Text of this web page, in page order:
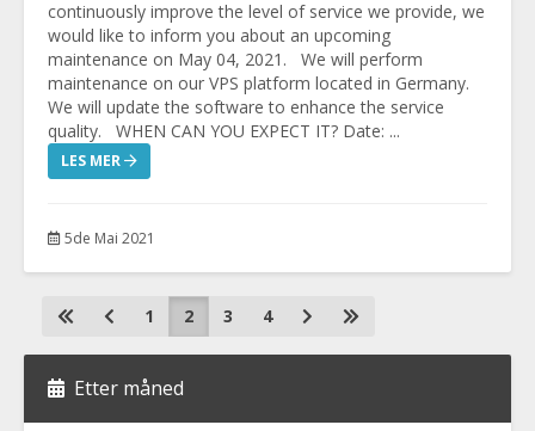
continuously improve the level of service we provide, we
would like to inform you about an upcoming
maintenance on May 04, 2021. We will perform
maintenance on our VPS platform located in Germany.
We will update the software to enhance the service
quality. WHEN CAN YOU EXPECT IT? Date: ...
LES MER
5de Mai 2021
1 2 3 4
Etter måned